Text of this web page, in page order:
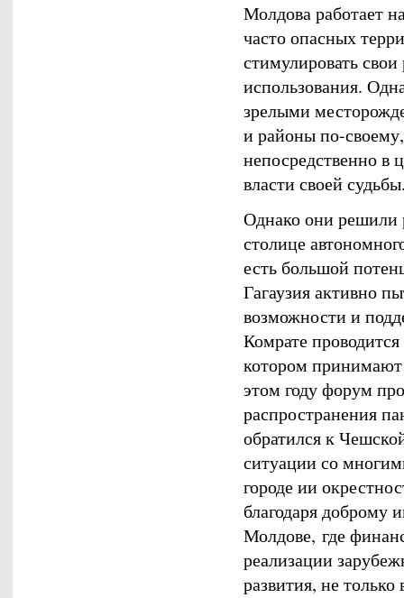
Молдова работает
часто опасных
стимулировать
использования.
зрелыми
и районы по-
непосредственно в
власти своей
Однако они решили
столице
есть большой
Гагаузия активно
возможности и
Комрате
котором принимают
этом году форум
распространения
обратился к
ситуации со
городе ии
благодаря доброму
Молдове, где
реализации
развития, не